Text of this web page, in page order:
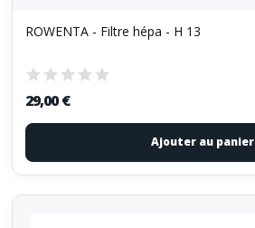
ROWENTA - Filtre hépa - H 13
29,00 €
Ajouter au panier